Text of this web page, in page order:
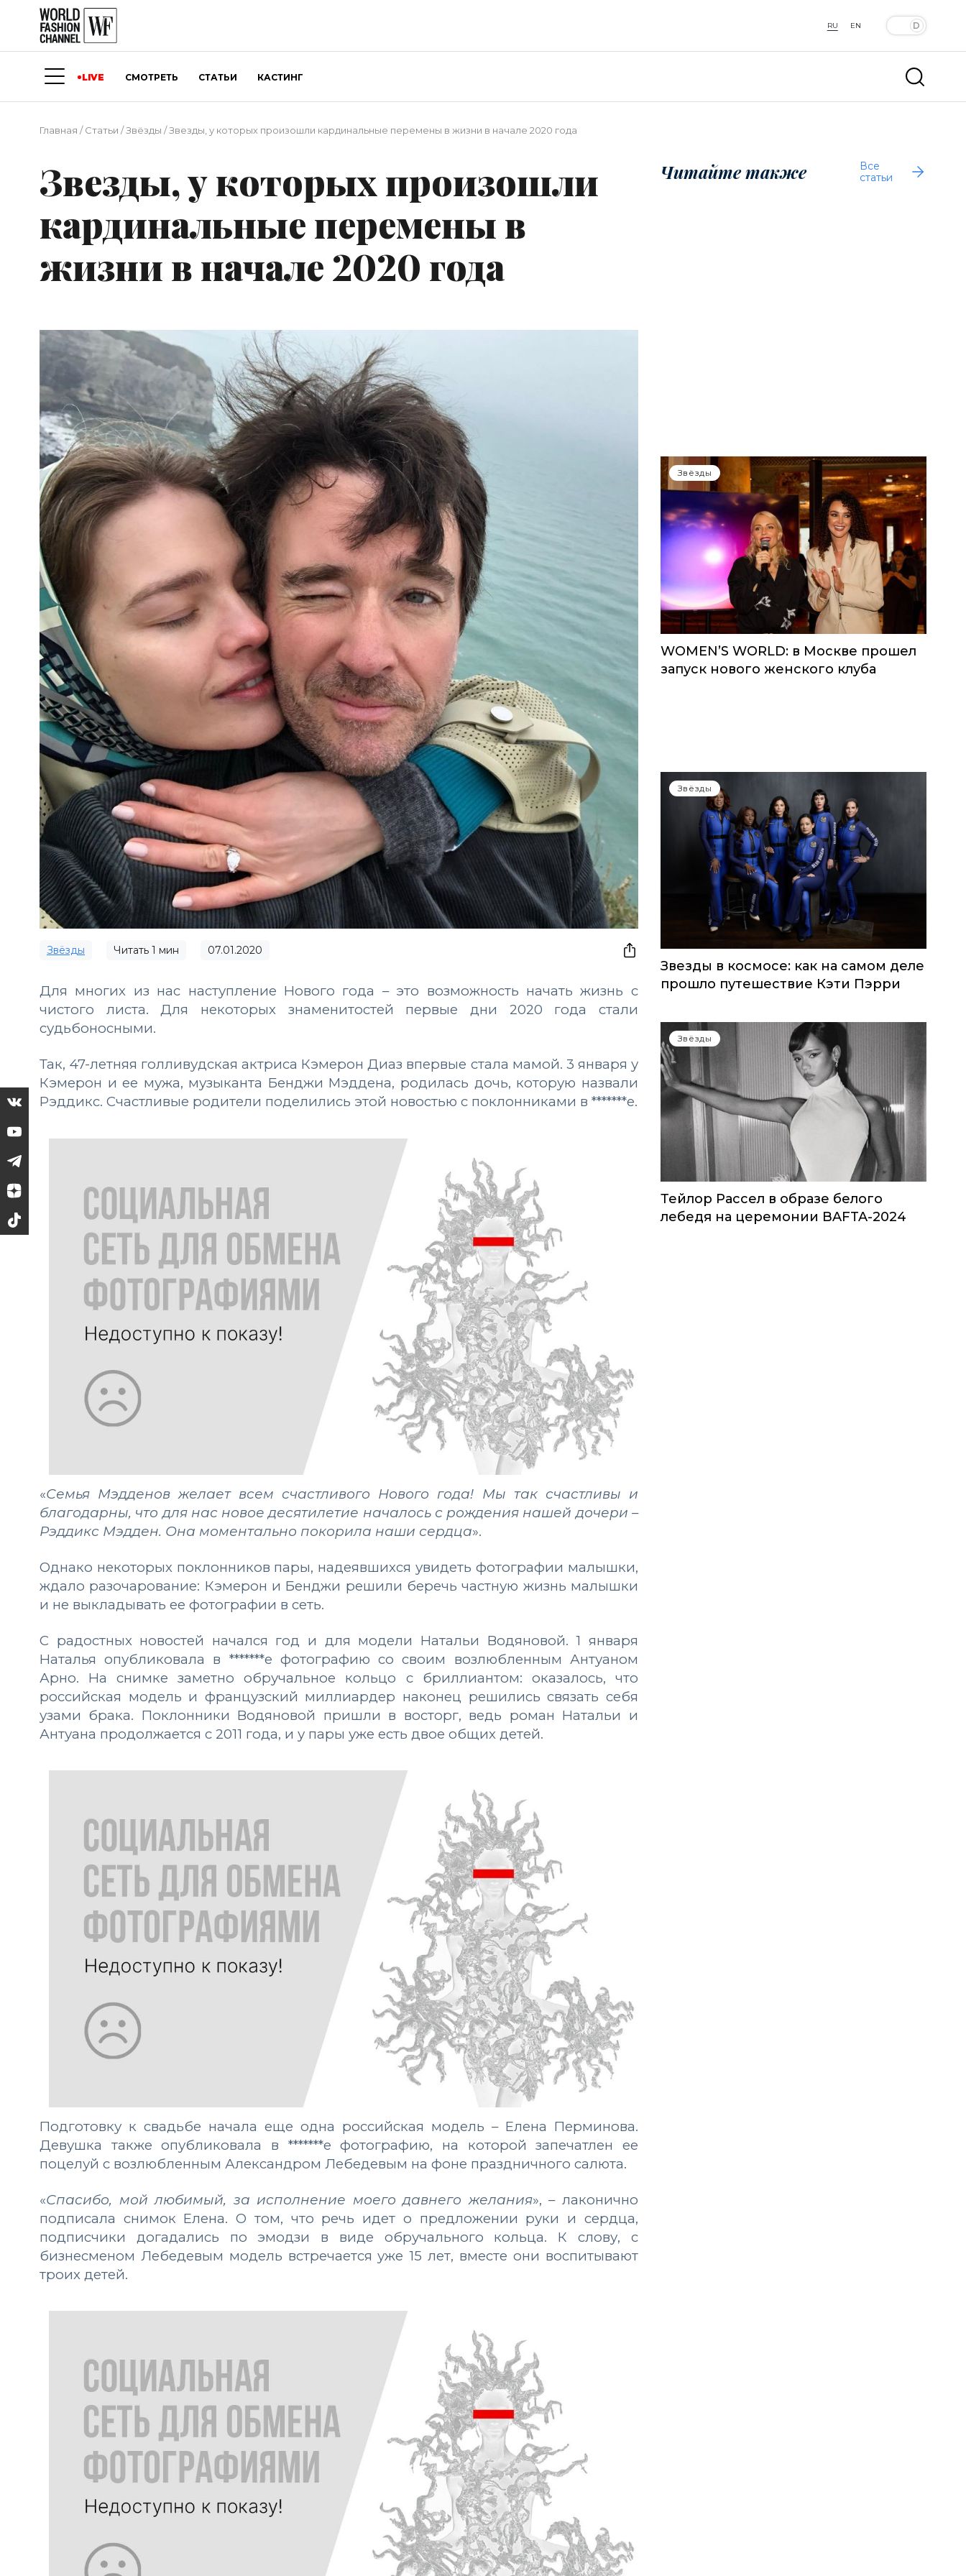
RU EN
LIVE СМОТРЕТЬ СТАТЬИ КАСТИНГ
Главная /Статьи /Звёзды /Звезды, у которых произошли кардинальные перемены в жизни в начале 2020 года
Звезды, у которых произошли
кардинальные перемены в
жизни в начале 2020 года
Звёзды Читать 1 мин 07.01.2020
Для многих из нас наступление Нового года – это возможность начать жизнь с
чистого листа. Для некоторых знаменитостей первые дни 2020 года стали
судьбоносными.
Так, 47-летняя голливудская актриса Кэмерон Диаз впервые стала мамой. 3 января у
Кэмерон и ее мужа, музыканта Бенджи Мэддена, родилась дочь, которую назвали
Рэддикс. Счастливые родители поделились этой новостью с поклонниками в *******е.
«Семья Мэдденов желает всем счастливого Нового года! Мы так счастливы и
благодарны, что для нас новое десятилетие началось с рождения нашей дочери –
Рэддикс Мэдден. Она моментально покорила наши сердца».
Однако некоторых поклонников пары, надеявшихся увидеть фотографии малышки,
ждало разочарование: Кэмерон и Бенджи решили беречь частную жизнь малышки
и не выкладывать ее фотографии в сеть.
С радостных новостей начался год и для модели Натальи Водяновой. 1 января
Наталья опубликовала в *******е фотографию со своим возлюбленным Антуаном
Арно. На снимке заметно обручальное кольцо с бриллиантом: оказалось, что
российская модель и французский миллиардер наконец решились связать себя
узами брака. Поклонники Водяновой пришли в восторг, ведь роман Натальи и
Антуана продолжается с 2011 года, и у пары уже есть двое общих детей.
Подготовку к свадьбе начала еще одна российская модель – Елена Перминова.
Девушка также опубликовала в *******е фотографию, на которой запечатлен ее
поцелуй с возлюбленным Александром Лебедевым на фоне праздничного салюта.
«Спасибо, мой любимый, за исполнение моего давнего желания», – лаконично
подписала снимок Елена. О том, что речь идет о предложении руки и сердца,
подписчики догадались по эмодзи в виде обручального кольца. К слову, с
бизнесменом Лебедевым модель встречается уже 15 лет, вместе они воспитывают
троих детей.
Читайте также
Все
статьи
Звёзды
WOMEN’S WORLD: в Москве прошел
запуск нового женского клуба
Звёзды
Звезды в космосе: как на самом деле
прошло путешествие Кэти Пэрри
Звёзды
Тейлор Рассел в образе белого
лебедя на церемонии BAFTA-2024